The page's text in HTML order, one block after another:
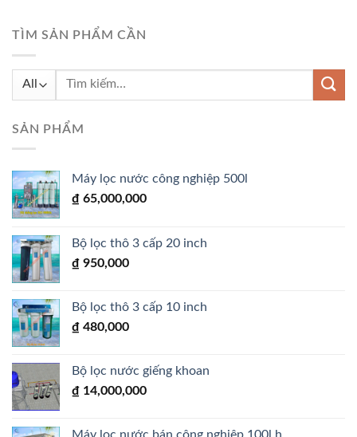
TÌM SẢN PHẨM CẦN
Tìm
SẢN PHẨM
Máy lọc nước công nghiệp 500l
₫ 65,000,000
Bộ lọc thô 3 cấp 20 inch
₫ 950,000
Bộ lọc thô 3 cấp 10 inch
₫ 480,000
Bộ lọc nước giếng khoan
₫ 14,000,000